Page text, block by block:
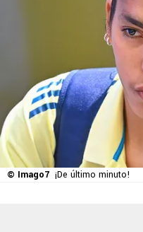
© Imago7 ¡De último minuto!